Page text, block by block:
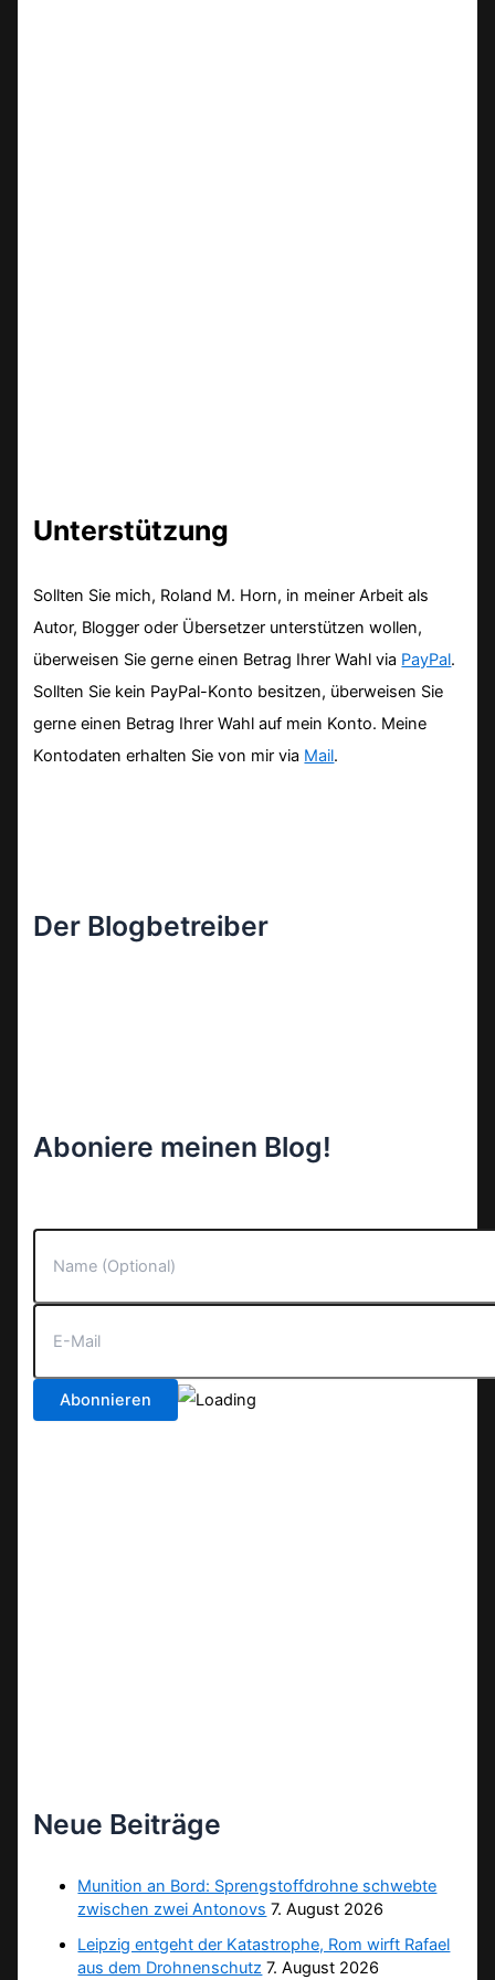
Unterstützung
Sollten Sie mich, Roland M. Horn, in meiner Arbeit als
Autor, Blogger oder Übersetzer unterstützen wollen,
überweisen Sie gerne einen Betrag Ihrer Wahl via PayPal.
Sollten Sie kein PayPal-Konto besitzen, überweisen Sie
gerne einen Betrag Ihrer Wahl auf mein Konto. Meine
Kontodaten erhalten Sie von mir via Mail.
Der Blogbetreiber
Aboniere meinen Blog!
Neue Beiträge
Munition an Bord: Sprengstoffdrohne schwebte
zwischen zwei Antonovs 7. August 2026
Leipzig entgeht der Katastrophe, Rom wirft Rafael
aus dem Drohnenschutz 7. August 2026